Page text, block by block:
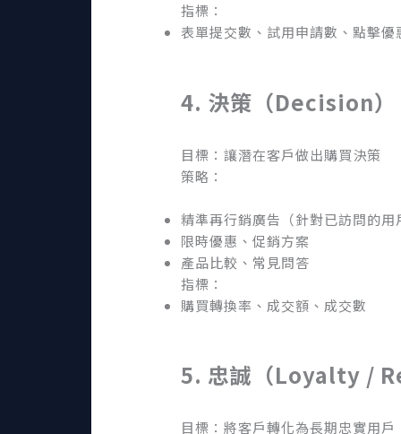
指標：
表單提交數、試用申請數、點擊優
4. 決策（Decision）
目標：讓潛在客戶做出購買決策
策略：
精準再行銷廣告（針對已訪問的用
限時優惠、促銷方案
產品比較、常見問答
指標：
購買轉換率、成交額、成交數
5. 忠誠（Loyalty /
目標：將客戶轉化為長期忠實用戶